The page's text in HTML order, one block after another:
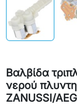
Βαλβίδα
νερού
ZANUSSI/AEG